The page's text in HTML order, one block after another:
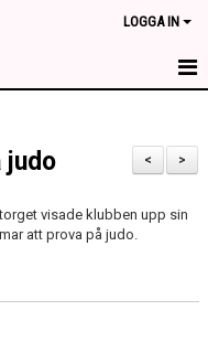
LOGGA IN
>
<
judo
visade klubben upp sin
att prova på judo.